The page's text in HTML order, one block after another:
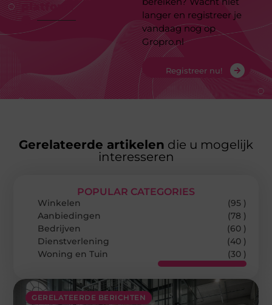
platform
langer en registreer je
vandaag nog op
Gropro.nl
Registreer nu!
Gerelateerde artikelen die u mogelijk
interesseren
GERELATEERDE BERICHTEN
POPULAR CATEGORIES
Winkelen
(95 )
Aanbiedingen
(78 )
Bedrijven
(60 )
Dienstverlening
(40 )
Woning en Tuin
(30 )